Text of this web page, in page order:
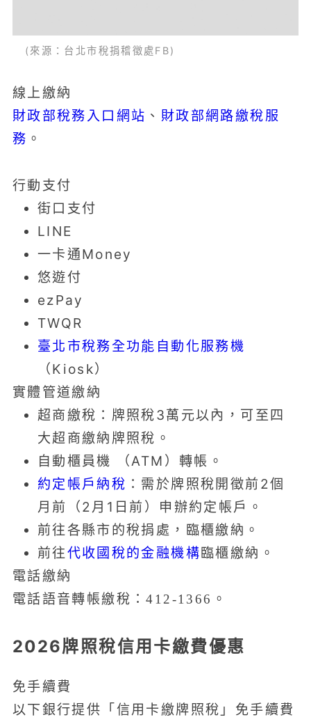
(來源：台北市稅捐稽徵處FB)
線上繳納
財政部稅務入口網站 、 財政部網路繳稅服
務 。
行動支付
街口支付
LINE
一卡通Money
悠遊付
ezPay
TWQR
臺北市稅務全功能自動化服務機
（Kiosk）
實體管道繳納
超商繳稅：牌照稅3萬元以內，可至四
大超商繳納牌照稅。
自動櫃員機 （ATM）轉帳。
約定帳戶納稅 ：需於牌照稅開徵前2個
月前（2月1日前）申辦約定帳戶。
前往各縣市的稅捐處，臨櫃繳納。
前往代收國稅的金融機構臨櫃繳納。
電話繳納
電話語音轉帳繳稅：412-1366。
2026牌照稅信用卡繳費優惠
免手續費
以下銀行提供「信用卡繳牌照稅」免手續費